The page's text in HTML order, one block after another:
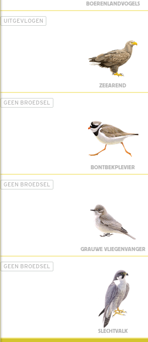
BOERENLANDVOGELS
UITGEVLOGEN
ZEEAREND
GEEN BROEDSEL
BONTBEKPLEVIER
GEEN BROEDSEL
GRAUWE VLIEGENVANGER
GEEN BROEDSEL
SLECHTVALK